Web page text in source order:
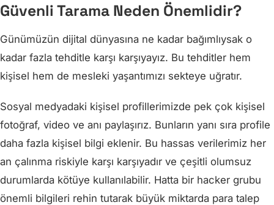
Güvenli Tarama Neden Önemlidir?
Günümüzün dijital dünyasına ne kadar bağımlıysak o
kadar fazla tehditle karşı karşıyayız. Bu tehditler hem
kişisel hem de mesleki yaşantımızı sekteye uğratır.
Sosyal medyadaki kişisel profillerimizde pek çok kişisel
fotoğraf, video ve anı paylaşırız. Bunların yanı sıra profile
daha fazla kişisel bilgi eklenir. Bu hassas verilerimiz her
an çalınma riskiyle karşı karşıyadır ve çeşitli olumsuz
durumlarda kötüye kullanılabilir. Hatta bir hacker grubu
önemli bilgileri rehin tutarak büyük miktarda para talep